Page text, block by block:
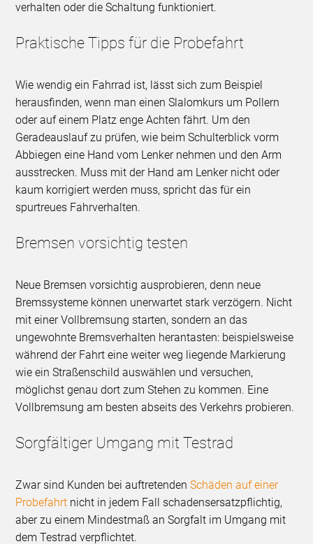
verhalten oder die Schaltung funktioniert.
Praktische Tipps für die Probefahrt
Wie wendig ein Fahrrad ist, lässt sich zum Beispiel
herausfinden, wenn man einen Slalomkurs um Pollern
oder auf einem Platz enge Achten fährt. Um den
Geradeauslauf zu prüfen, wie beim Schulterblick vorm
Abbiegen eine Hand vom Lenker nehmen und den Arm
ausstrecken. Muss mit der Hand am Lenker nicht oder
kaum korrigiert werden muss, spricht das für ein
spurtreues Fahrverhalten.
Bremsen vorsichtig testen
Neue Bremsen vorsichtig ausprobieren, denn neue
Bremssysteme können unerwartet stark verzögern. Nicht
mit einer Vollbremsung starten, sondern an das
ungewohnte Bremsverhalten herantasten: beispielsweise
während der Fahrt eine weiter weg liegende Markierung
wie ein Straßenschild auswählen und versuchen,
möglichst genau dort zum Stehen zu kommen. Eine
Vollbremsung am besten abseits des Verkehrs probieren.
Sorgfältiger Umgang mit Testrad
Zwar sind Kunden bei auftretendenSchäden auf einer
Probefahrt nicht in jedem Fall schadensersatzpflichtig,
aber zu einem Mindestmaß an Sorgfalt im Umgang mit
dem Testrad verpflichtet.